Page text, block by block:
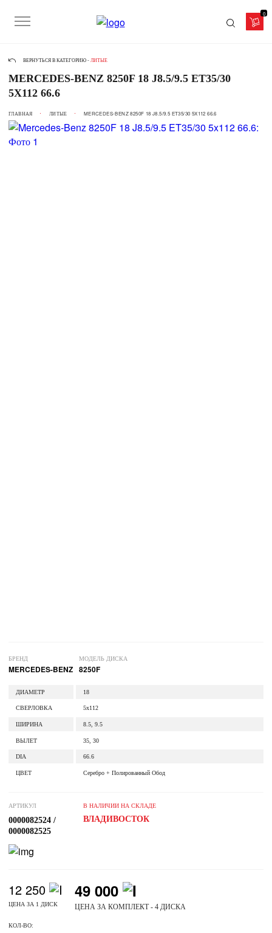
0
ВЕРНУТЬСЯ В КАТЕГОРИЮ - ЛИТЫЕ
MERCEDES-BENZ 8250F 18 J8.5/9.5 ET35/30
5X112 66.6
ГЛАВНАЯ ЛИТЫЕ MERCEDES-BENZ 8250F 18 J8.5/9.5 ET35/30 5X112 66.6
БРЕНД
MERCEDES-BENZ
МОДЕЛЬ ДИСКА
8250F
ДИАМЕТР 18
СВЕРЛОВКА 5x112
ШИРИНА 8.5, 9.5
ВЫЛЕТ 35, 30
DIA 66.6
ЦВЕТ Серебро + Полированный Обод
АРТИКУЛ
0000082524 /
0000082525
В НАЛИЧИИ НА СКЛАДЕ
ВЛАДИВОСТОК
12 250
ЦЕНА ЗА 1 ДИСК
49 000
ЦЕНА ЗА КОМПЛЕКТ - 4 ДИСКА
КОЛ-ВО: